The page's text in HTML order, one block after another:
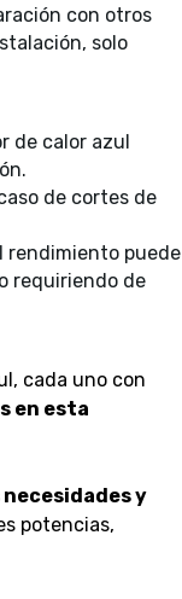
con otros
solo
de calor azul
de cortes de
rendimiento puede
requiriendo de
cada uno con
en esta
y
potencias,